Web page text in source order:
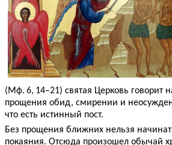
(Мф. 6, 14–21) святая Церковь говорит
прощения обид, смирении и
что есть истинный пост.
Без прощения ближних нельзя
покаяния. Отсюда произошел обычай